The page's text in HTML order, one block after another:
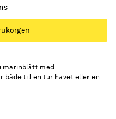
marinblått med
både till en tur havet eller en